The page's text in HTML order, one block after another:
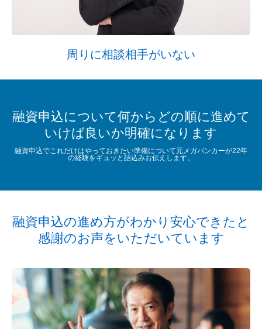
周りに相談相手がいない
融資申込について何からどの順に進めて
いけば良いか明確になります
融資申込でこれだけはやっておきたい準備について元メガバンカーが22年
の経験をギュッと詰込みお伝えします。
融資申込の進め方がわかり安心できたと
感謝のお声をいただいています